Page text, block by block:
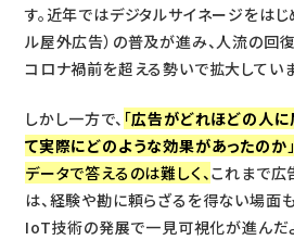
す。近年ではデジタルサイネージをは
ル屋外広告）の普及が進み、人流の回
コロナ禍前を超える勢いで拡大していま
しかし一方で、 「広告がどれほどの人
て実際にどのような効果があったのか
データで答えるのは難しく、これまで
は、経験や勘に頼らざるを得ない場面
IoT技術の発展で一見可視化が進んだ